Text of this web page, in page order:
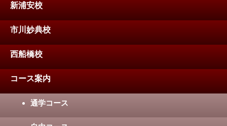
新浦安校
市川妙典校
西船橋校
コース案内
通学コース